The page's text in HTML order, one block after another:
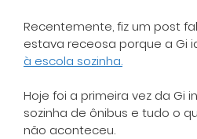
Recentemente, fiz um post
estava receosa porque a Gi
à escola sozinha.
Hoje foi a primeira vez da Gi
sozinha de ônibus e tudo o
não aconteceu.